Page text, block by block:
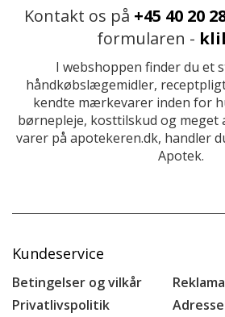
Kontakt os på +45 40 20
formularen -
I webshoppen finder du et
håndkøbslægemidler,
kendte mærkevarer inden for
børnepleje, kosttilskud og meget
varer på apotekeren.dk, handler
Apotek.
Kundeservice
Betingelser og vilkår
Privatlivspolitik